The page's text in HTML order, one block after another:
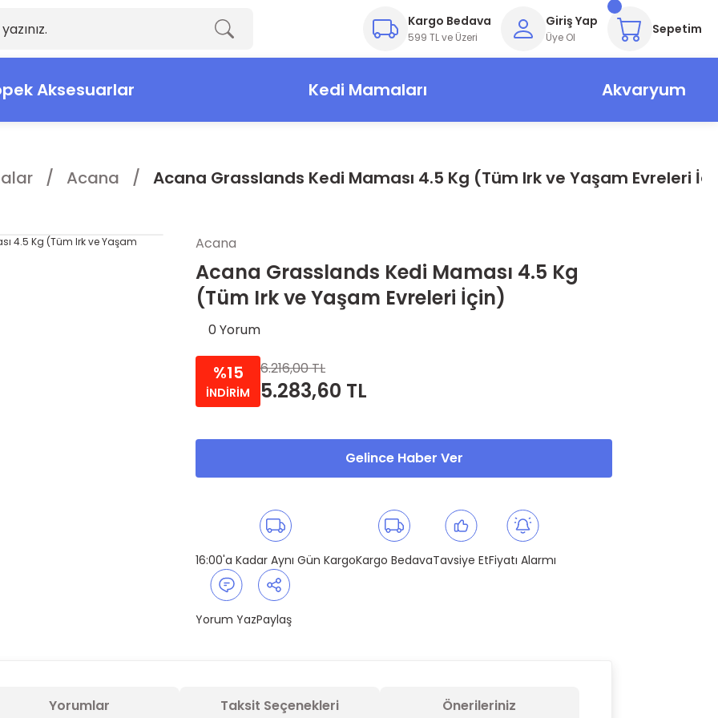
Kargo Bedava
599 TL ve Üzeri
Giriş Yap
Üye Ol
Sepetim
Aksesuarlar Kedi Mamaları Akvaryum
Acana Acana Grasslands Kedi Maması 4.5 Kg (Tüm Irk ve Yaşam Evreleri
Acana
Acana Grasslands Kedi Maması 4.5 Kg
(Tüm Irk ve Yaşam Evreleri İçin)
0 Yorum
%15
İNDİRİM
6.216,00 TL
5.283,60 TL
Gelince Haber Ver
16:00'a Kadar Aynı Gün KargoKargo BedavaTavsiye EtFiyatı Alarmı
Yorum YazPaylaş
Yorumlar Taksit Seçenekleri Önerileriniz